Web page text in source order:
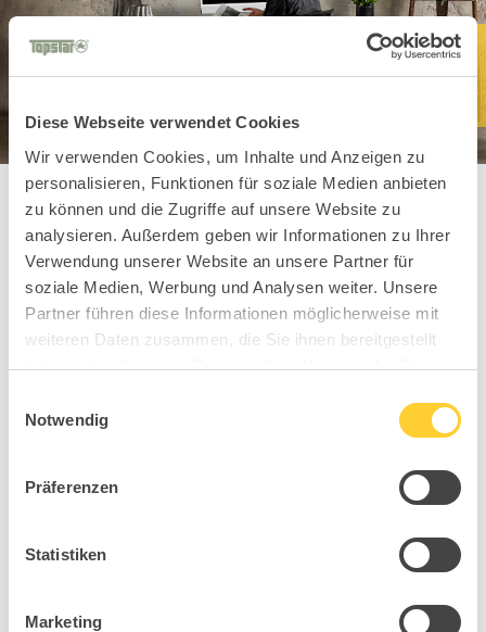
Diese Webseite verwendet Cookies
Wir verwenden Cookies, um Inhalte und Anzeigen zu
personalisieren, Funktionen für soziale Medien anbieten
zu können und die Zugriffe auf unsere Website zu
analysieren. Außerdem geben wir Informationen zu Ihrer
Verwendung unserer Website an unsere Partner für
soziale Medien, Werbung und Analysen weiter. Unsere
Partner führen diese Informationen möglicherweise mit
weiteren Daten zusammen, die Sie ihnen bereitgestellt
haben oder die sie im Rahmen Ihrer Nutzung der Dienste
Notwendig
Präferenzen
Statistiken
Marketing
Diese Sitness
Modelle könnten
Dir auch gefallen